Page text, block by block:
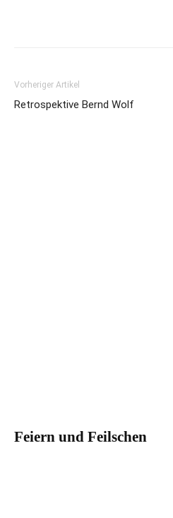
Vorheriger Artikel
Retrospektive Bernd Wolf
Feiern und Feilschen